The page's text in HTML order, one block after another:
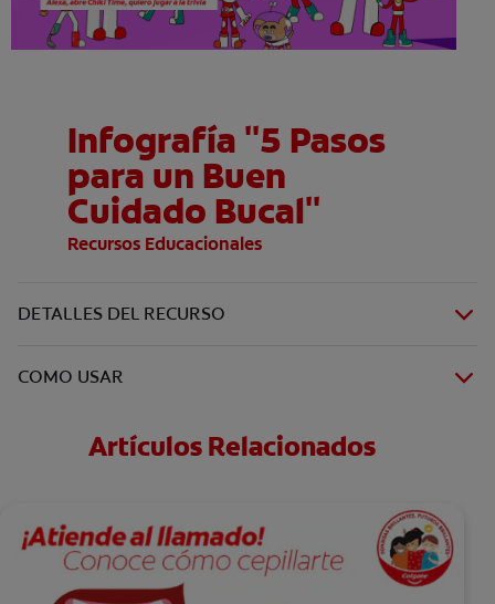
Infografía "5 Pasos
para un Buen
Cuidado Bucal"
Recursos Educacionales
DETALLES DEL RECURSO
COMO USAR
Artículos Relacionados